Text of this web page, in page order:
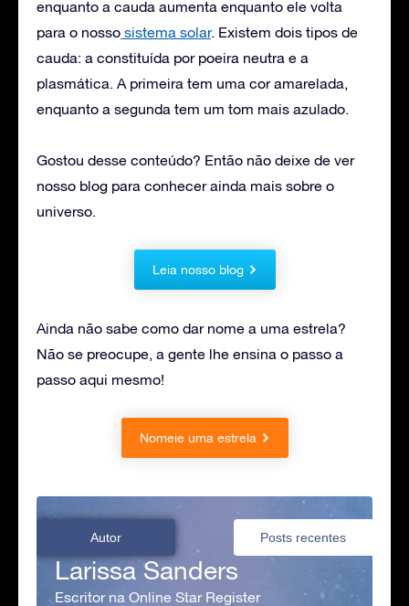
enquanto a cauda aumenta enquanto ele volta
para o nosso sistema solar. Existem dois tipos de
cauda: a constituída por poeira neutra e a
plasmática. A primeira tem uma cor amarelada,
enquanto a segunda tem um tom mais azulado.
Gostou desse conteúdo? Então não deixe de ver
nosso blog para conhecer ainda mais sobre o
universo.
Leia nosso blog
Ainda não sabe como dar nome a uma estrela?
Não se preocupe, a gente lhe ensina o passo a
passo aqui mesmo!
Nomeie uma estrela
Autor Posts recentes
Larissa Sanders
Escritor na Online Star Register